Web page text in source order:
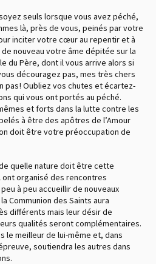
seuls lorsque vous avez péché,
là, près de vous, peinés par votre
inciter votre cœur au repentir et à
nouveau votre âme dépitée sur la
du Père, dont il vous arrive alors si
découragez pas, mes très chers
pas ! Oubliez vos chutes et écartez-
qui vous ont portés au péché.
et forts dans la lutte contre les
à être des apôtres de l’Amour
doit être votre préoccupation de
quelle nature doit être cette
organisé des rencontres
à peu accueillir de nouveaux
Communion des Saints aura
différents mais leur désir de
qualités seront complémentaires.
le meilleur de lui-même et, dans
soutiendra les autres dans